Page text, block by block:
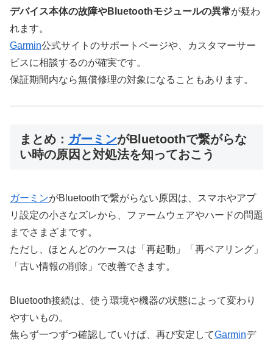
デバイス本体の故障やBluetoothモジュールの異常が疑わ
れます。
Garmin公式サイトのサポートページや、カスタマーサー
ビスに相談するのが確実です。
保証期間内なら無償修理の対象になることもあります。
まとめ： ガーミンがBluetoothで繋がらな
い時の原因と対処法を知っておこう
ガーミンがBluetoothで繋がらない原因は、スマホやアプ
リ設定の小さなズレから、ファームウェアやハードの問題
までさまざまです。
ただし、ほとんどのケースは「再起動」「再ペアリング」
「古い情報の削除」で改善できます。
Bluetooth接続は、使う環境や機器の状態によって変わり
やすいもの。
焦らず一つずつ確認していけば、再び安定してGarminデ